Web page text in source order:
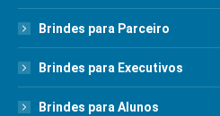
Brindes para Parceiro
Brindes para Executivos
Brindes para Alunos